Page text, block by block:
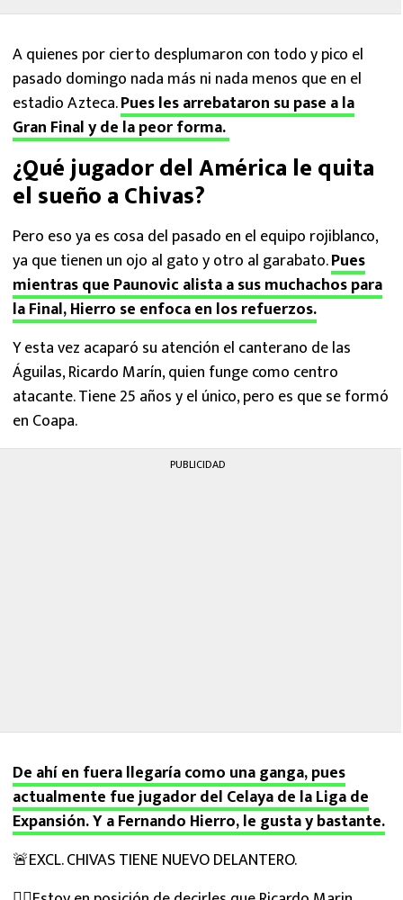
A quienes por cierto desplumaron con todo y pico el
pasado domingo nada más ni nada menos que en el
estadio Azteca.Pues les arrebataron su pase a la
Gran Final y de la peor forma.
¿Qué jugador del América le quita
el sueño a Chivas?
Pero eso ya es cosa del pasado en el equipo rojiblanco,
ya que tienen un ojo al gato y otro al garabato.Pues
mientras que Paunovic alista a sus muchachos para
la Final, Hierro se enfoca en los refuerzos.
Y esta vez acaparó su atención el canterano de las
Águilas, Ricardo Marín, quien funge como centro
atacante. Tiene 25 años y el único, pero es que se formó
en Coapa.
PUBLICIDAD
De ahí en fuera llegaría como una ganga, pues
actualmente fue jugador del Celaya de la Liga de
Expansión. Y a Fernando Hierro, le gusta y bastante.
🚨EXCL. CHIVAS TIENE NUEVO DELANTERO.